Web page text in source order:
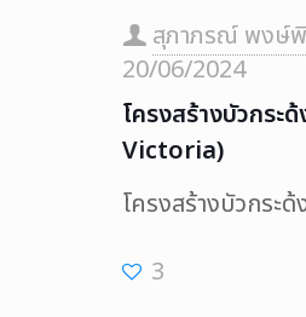
สุภาภรณ์ พงษ์
20/06/2024
โครงสร้างบัวกระ
Victoria)
โครงสร้างบัวกระ
3